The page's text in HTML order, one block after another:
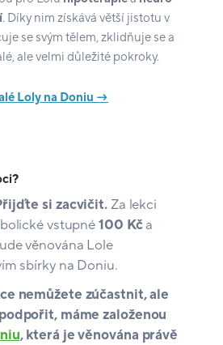
. Díky nim získává větší jistotu v
se svým tělem, zklidňuje se a
ale velmi důležité pokroky.
Loly na Doniu →
si zacvičit.Za lekci
vstupné100 Kča
věnována Lole
sbírky na Doniu.
nemůžete zúčastnit, ale
máme založenou
, která je věnována právě